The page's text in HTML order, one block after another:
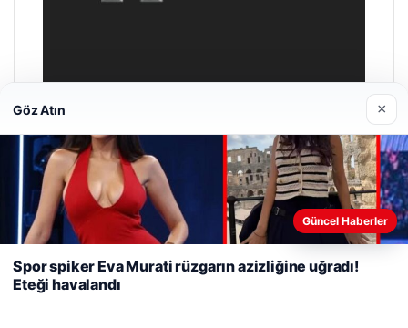
Enes Kaplan Avukatlık Bürosu
28/04/2026
Web sitemizi nasıl kullandığınızı daha iyi anlayabilmek,
deneyiminizi kişiselleştirmek ve geliştirmek amacıyla çerezler
kullanıyoruz.
Çerez Politikamız
Reddet Kabul Et
Göz Atın ×
Güncel Haberler
Spor spiker Eva Murati rüzgarın azizliğine uğradı!
Eteği havalandı